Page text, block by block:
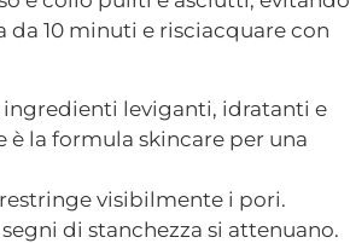
da 10 minuti e risciacquare con
leviganti, idratanti e
la formula skincare per una
visibilmente i pori.
di stanchezza si attenuano.